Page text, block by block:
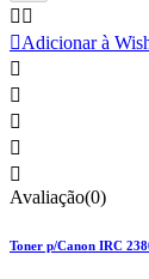
 
Adicionar à





Avaliação(0)
Toner p/Canon IRC